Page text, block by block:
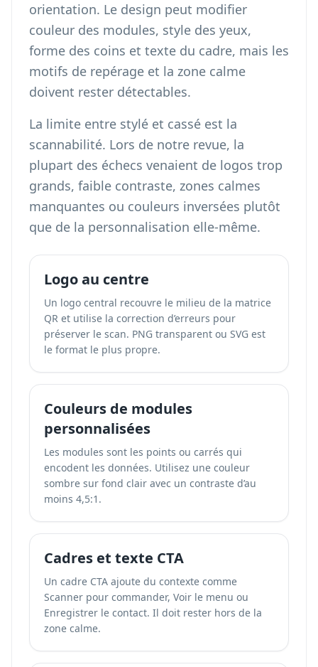
orientation. Le design peut modifier
couleur des modules, style des yeux,
forme des coins et texte du cadre, mais les
motifs de repérage et la zone calme
doivent rester détectables.
La limite entre stylé et cassé est la
scannabilité. Lors de notre revue, la
plupart des échecs venaient de logos trop
grands, faible contraste, zones calmes
manquantes ou couleurs inversées plutôt
que de la personnalisation elle-même.
Logo au centre
Un logo central recouvre le milieu de la matrice
QR et utilise la correction d’erreurs pour
préserver le scan. PNG transparent ou SVG est
le format le plus propre.
Couleurs de modules
personnalisées
Les modules sont les points ou carrés qui
encodent les données. Utilisez une couleur
sombre sur fond clair avec un contraste d’au
moins 4,5:1.
Cadres et texte CTA
Un cadre CTA ajoute du contexte comme
Scanner pour commander, Voir le menu ou
Enregistrer le contact. Il doit rester hors de la
zone calme.